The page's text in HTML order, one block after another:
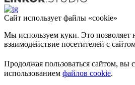
Сайт использует файлы «cookie»
Мы используем куки. Это позволяет
Продолжая пользоваться сайтом, вы
использованием файлов cookie.